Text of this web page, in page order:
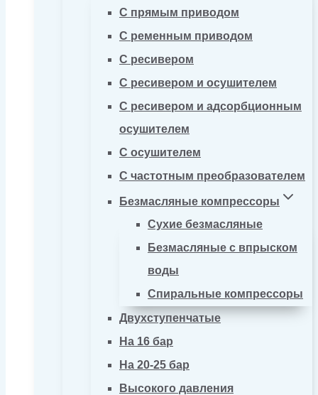
С прямым приводом
С ременным приводом
С ресивером
С ресивером и осушителем
С ресивером и адсорбционным
осушителем
С осушителем
С частотным преобразователем
Безмасляные компрессоры
Сухие безмасляные
Безмасляные с впрыском
воды
Спиральные компрессоры
Двухступенчатые
На 16 бар
На 20-25 бар
Высокого давления